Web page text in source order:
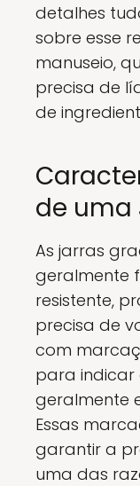
detalhes
sobre esse
manuseio,
precisa de
de
de uma
As jarras
geralmente
resistente,
precisa de
com
para indicar
geralmente
Essas
garantir a
uma das